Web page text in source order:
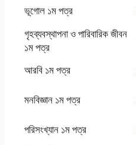
ভূগোল ১ম পত্র
গৃহব্যবস্থাপনা ও পারিবারিক জীবন
১ম পত্র
আরবি ১ম পত্র
মনবিজ্ঞান ১ম পত্র
পরিসংখ্যান ১ম পত্র